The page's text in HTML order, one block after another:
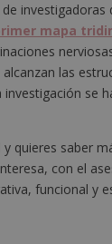
mapa
las
se
y quieres saber
con el
funcional y